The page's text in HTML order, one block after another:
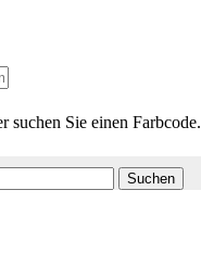
suchen Sie einen Farbcode.
Suchen